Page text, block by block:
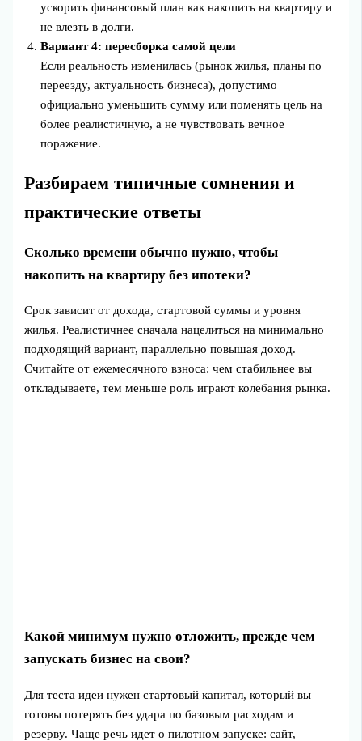
ускорить финансовый план как накопить на квартиру и
не влезть в долги.
Вариант 4: пересборка самой цели
Если реальность изменилась (рынок жилья, планы по
переезду, актуальность бизнеса), допустимо
официально уменьшить сумму или поменять цель на
более реалистичную, а не чувствовать вечное
поражение.
Разбираем типичные сомнения и
практические ответы
Сколько времени обычно нужно, чтобы
накопить на квартиру без ипотеки?
Срок зависит от дохода, стартовой суммы и уровня
жилья. Реалистичнее сначала нацелиться на минимально
подходящий вариант, параллельно повышая доход.
Считайте от ежемесячного взноса: чем стабильнее вы
откладываете, тем меньше роль играют колебания рынка.
Какой минимум нужно отложить, прежде чем
запускать бизнес на свои?
Для теста идеи нужен стартовый капитал, который вы
готовы потерять без удара по базовым расходам и
резерву. Чаще речь идет о пилотном запуске: сайт,